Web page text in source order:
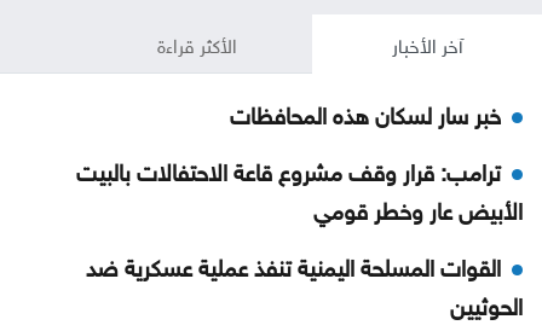
آخر الأخبار الأكثر قراءة
خبر سار لسكان هذه المحافظات
ترامب: قرار وقف مشروع قاعة الاحتفالات بالبيت
الأبيض عار وخطر قومي
القوات المسلحة اليمنية تنفذ عملية عسكرية ضد
الحوثيين